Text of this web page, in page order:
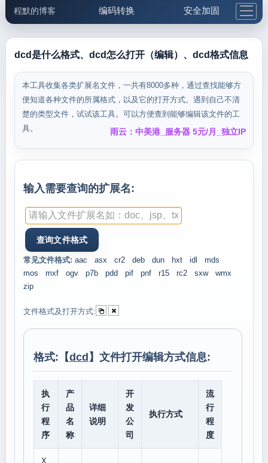
程默的博客 编码转换 安全加固
邮件工具 生活便民 更多工具
5.1支付宝大红包
dcd是什么格式、dcd怎么打开（编辑）、dcd格式信息
本工具收集各类扩展名文件，一共有8000多种，通过查找能够方
便知道各种文件的所属格式，以及它的打开方式。遇到自己不清
楚的类型文件，试试该工具。可以方便查到能够编辑该文件的工
具。
雨云：中美港_服务器 5元/月_独立IP
输入需要查询的扩展名:
常见文件格式: aac asx cr2 deb dun hxt idl
mds
mos
mxf ogv p7b pdd pif pnf r15 rc2 sxw
wmx
zip
文件格式及打开方式:
格式:【dcd 】文件打开编辑方式信息:
执
行
程
序
产
品
名
称
详细
说明
开
发
公
司
执行方式
流
行
程
度
X